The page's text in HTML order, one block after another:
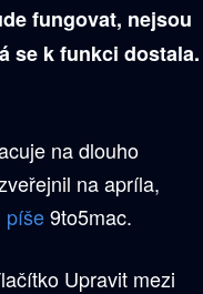
fungovat, nejsou
se k funkci dostala.
na dlouho
na apríla,
píše9to5mac.
Upravit mezi